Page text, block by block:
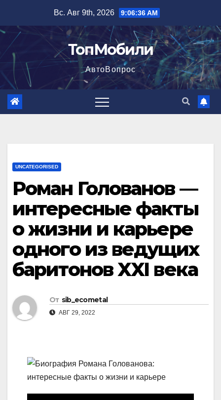
содержимому
Вс. Авг 9th, 2026 9:06:37 AM
ТопМобили
АвтоВопрос
UNCATEGORISED
Роман Голованов —
интересные факты
о жизни и карьере
одного из ведущих
баритонов XXI века
От sib_ecometal
АВГ 29, 2022